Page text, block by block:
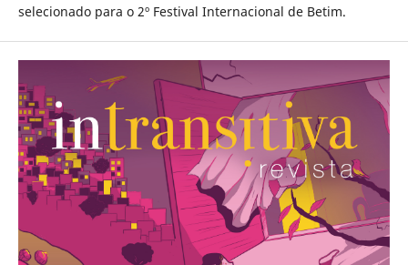
selecionado para o 2º Festival Internacional de Betim.